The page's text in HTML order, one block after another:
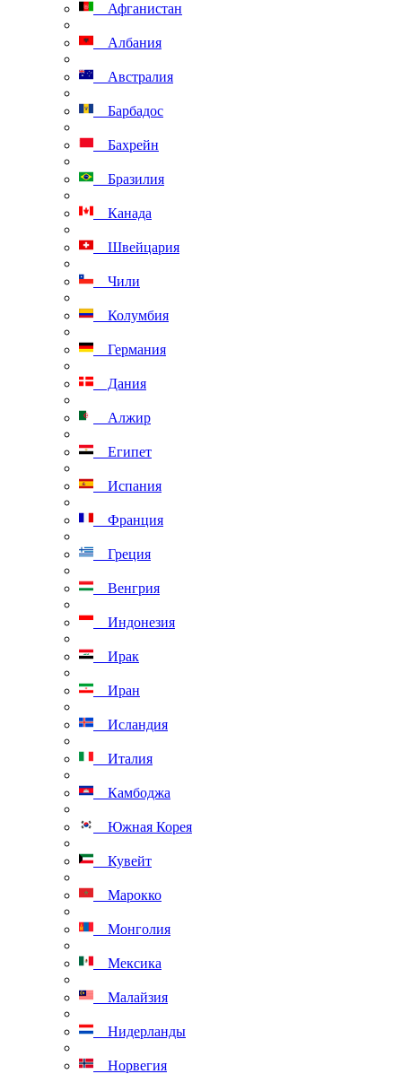
Афганистан
Албания
Австралия
Барбадос
Бахрейн
Бразилия
Канада
Швейцария
Чили
Колумбия
Германия
Дания
Алжир
Египет
Испания
Франция
Греция
Венгрия
Индонезия
Ирак
Иран
Исландия
Италия
Камбоджа
Южная Корея
Кувейт
Марокко
Монголия
Мексика
Малайзия
Нидерланды
Норвегия